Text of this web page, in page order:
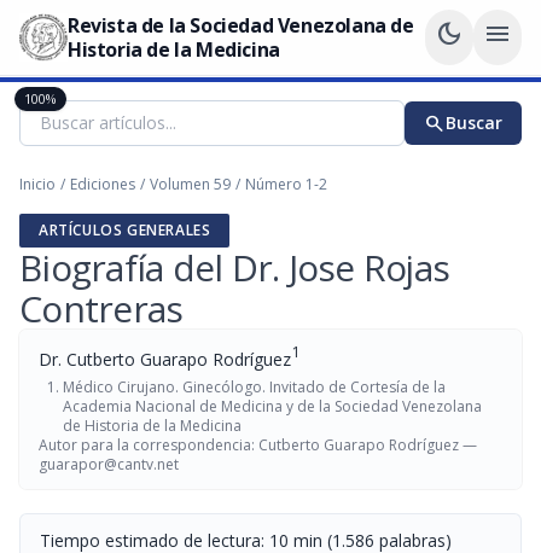
Revista de la Sociedad Venezolana de
Historia de la Medicina
dark_mode menu
searchBuscar
Inicio / Ediciones / Volumen 59 / Número 1-2
ARTÍCULOS GENERALES
Biografía del Dr. Jose Rojas
Contreras
Dr. Cutberto Guarapo Rodríguez1
Médico Cirujano. Ginecólogo. Invitado de Cortesía de la
Academia Nacional de Medicina y de la Sociedad Venezolana
de Historia de la Medicina
Autor para la correspondencia: Cutberto Guarapo Rodríguez —
guarapor@cantv.net
Tiempo estimado de lectura: 10 min (1.586 palabras)
100%